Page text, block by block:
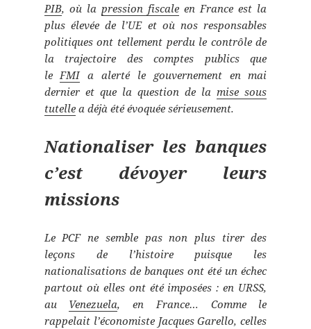
PIB, où la pression fiscale en France est la
plus élevée de l’UE et où nos responsables
politiques ont tellement perdu le contrôle de
la trajectoire des comptes publics que
leFMIa alerté le gouvernement en mai
dernier et que la question de lamise sous
tutellea déjà été évoquée sérieusement.
Nationaliser les banques
c’est dévoyer leurs
missions
Le PCF ne semble pas non plus tirer des
leçons de l’histoire puisque les
nationalisations de banques ont été un échec
partout où elles ont été imposées : en URSS,
au Venezuela, en France… Comme le
rappelait l’économiste Jacques Garello, celles